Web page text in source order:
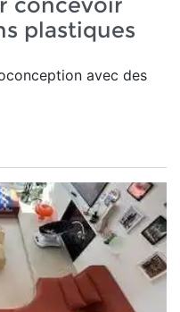
plastiques
avec des